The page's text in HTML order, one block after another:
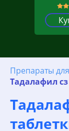
Препараты
Тадалафил